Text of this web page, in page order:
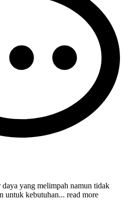
yang melimpah namun tidak
untuk kebutuhan... read more